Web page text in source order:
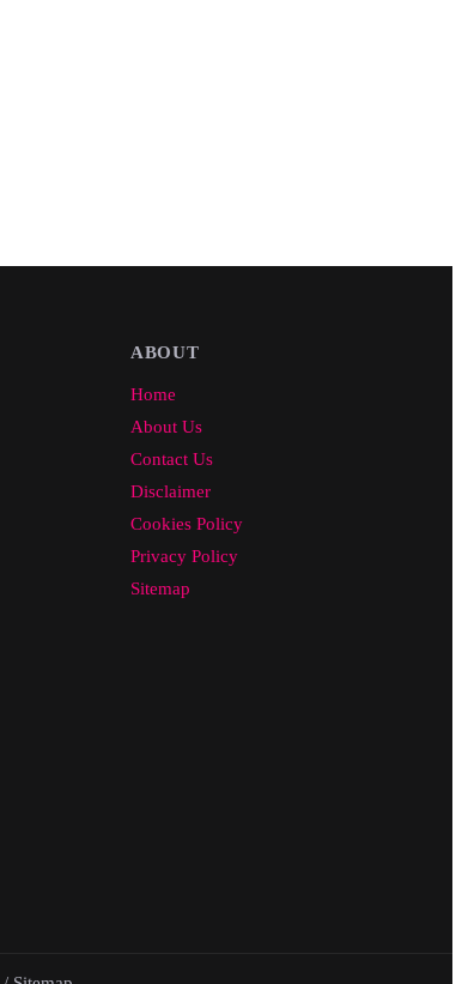
ABOUT
Home
About Us
Contact Us
Disclaimer
Cookies Policy
Privacy Policy
Sitemap